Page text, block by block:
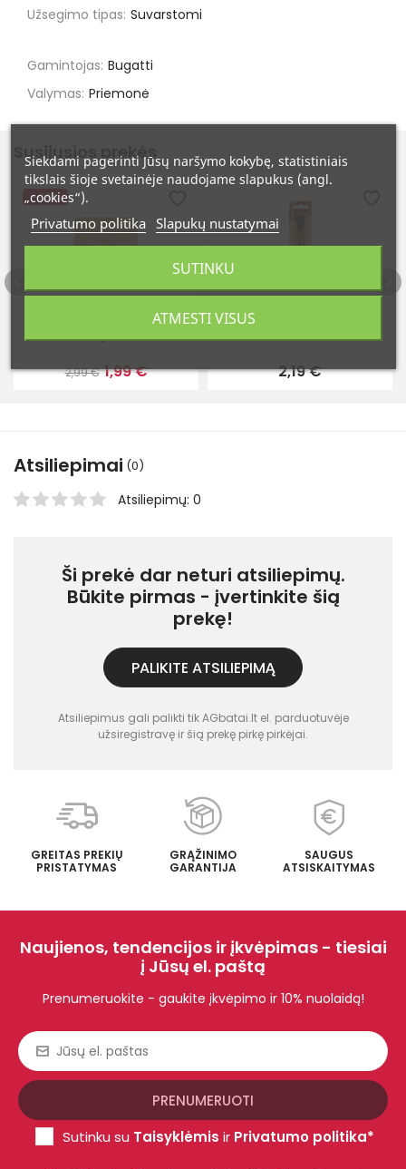
Užsegimo tipas: Suvarstomi
Gamintojas: Bugatti
Valymas: Priemonė
Susijusios prekės
-33%
Kempinėlė
2,99 € 1,99 €
Batraiščiai 75 cm
2,19 €
Atsiliepimai (0)
Atsiliepimų: 0
Ši prekė dar neturi atsiliepimų.
Būkite pirmas - įvertinkite šią
prekę!
PALIKITE ATSILIEPIMĄ
Atsiliepimus gali palikti tik AGbatai.lt el. parduotuvėje
užsiregistravę ir šią prekę pirkę pirkėjai.
GREITAS PREKIŲ
PRISTATYMAS
GRĄŽINIMO
GARANTIJA
SAUGUS
ATSISKAITYMAS
Naujienos, tendencijos ir įkvėpimas - tiesiai
į Jūsų el. paštą
Prenumeruokite - gaukite įkvėpimo ir 10% nuolaidą!
Sutinku su Taisyklėmis ir Privatumo politika*
Siekdami pagerinti Jūsų naršymo kokybę, statistiniais
tikslais šioje svetainėje naudojame slapukus (angl.
„cookies“).
Privatumo politika Slapukų nustatymai
ATMESTI VISUS
SUTINKU